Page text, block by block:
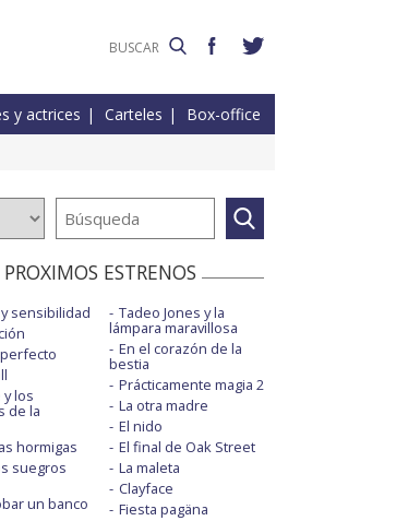
y actrices Carteles Box-office
PROXIMOS ESTRENOS
sensibilidad
y los
de la
hormigas
suegros
un banco
Tadeo Jones y la
lámpara maravillosa
En el corazón de la
bestia
Prácticamente magia 2
La otra madre
El nido
El final de Oak Street
La maleta
Clayface
Fiesta pagäna